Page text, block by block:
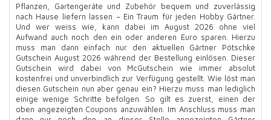
Pflanzen, Gartengeräte und Zubehör bequem und zuverlässig
nach Hause liefern lassen – Ein Traum für jeden Hobby Gärtner.
Und wer weiss wie, kann dabei im August 2026 ohne viel
Aufwand auch noch den ein oder anderen Euro sparen. Hierzu
muss man dann einfach nur den aktuellen Gärtner Pötschke
Gutschein August 2026 während der Bestellung einlösen. Dieser
Gutschein wird dabei von McGutschein wie immer absolut
kostenfrei und unverbindlich zur Verfügung gestellt. Wie löst man
diesen Gutschein nun aber genau ein? Hierzu muss man lediglich
einige wenige Schritte befolgen. So gilt es zuerst, einen der
oben angezeigten Coupons anzuwählen. Im Anschluss muss man